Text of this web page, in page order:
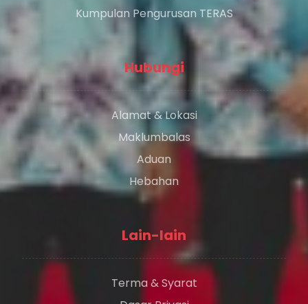
Kumpulan Pengurusan TERAS
Hubungi
Alamat & Lokasi
Maklumbalas
Aduan
Hebahan
Lain-lain
Terma & Syarat